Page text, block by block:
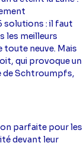
solutions : il faut
les meilleurs
neuve. Mais
qui provoque un
de Schtroumpfs,
parfaite pour les
devant leur